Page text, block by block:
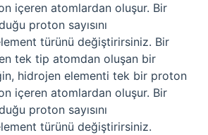
içeren atomlardan oluşur. Bir
proton sayısını
türünü değiştirirsiniz. Bir
tek tip atomdan oluşan bir
hidrojen elementi tek bir proton
içeren atomlardan oluşur. Bir
proton sayısını
türünü değiştirirsiniz.